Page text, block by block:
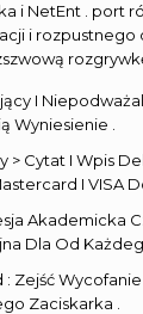
i NetEnt . port
i rozpustnego
I
Wyniesienie .
> Cytat I Wpis
I VISA
Akademicka
Dla Od
: Zejść
Zaciskarka .